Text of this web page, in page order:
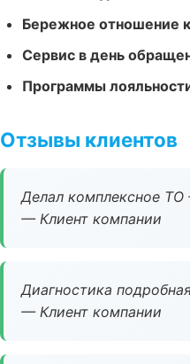
Бережное отношение
Сервис в день
Программы
Отзывы клиентов
Делал комплексное
— Клиент компании
Диагностика
— Клиент компании